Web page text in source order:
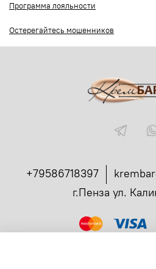
Программа лояльности
Остерегайтесь мошенников
+79586718397
г.Пенза ул.